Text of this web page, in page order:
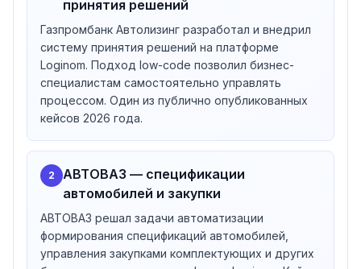
Loginom Tech, митап Loginom.Университеты,
Loginom Хакатондля студентов.Академическая
программа: бесплатные материалы для вузов, на
сегодня123 вуза-партнёра(РАНХиГС, ГУУ, РЭУ
Плеханова, МИСИС, Финансовая академия при
Правительстве РФ и др.). Telegram-сообщество
специалистов по аналитике.
В сети —
партнёрство с группой
«Ланит»
(2021), IBS, Neoflex,
GlowByte, КРОК, Goodt, ЦМД-софт, NDBC, НОРБИТ,
САПРАН, РДТЕХ, ITS, Navicon, КРИТ, BS/2 (Penki
kontinentai group), ADEAL Systems GmbH и др. На сайте
указано113 клиентов: Газпромбанк Автолизинг,
принятия решений
Газпромбанк Автолизинг разработал и внедрил
систему принятия решений на платформе
Loginom. Подход low-code позволил бизнес-
специалистам самостоятельно управлять
процессом. Один из публично опубликованных
кейсов 2026 года.
2
АВТОВАЗ — спецификации
автомобилей и закупки
АВТОВАЗ решал задачи автоматизации
формирования спецификаций автомобилей,
управления закупками комплектующих и других